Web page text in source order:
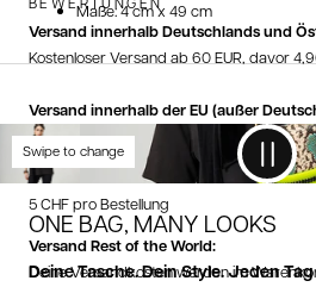
Maße: 4 cm x 49 cm
Versand innerhalb Deutschlands und
Kostenloser Versand ab 60 EUR, davor
Versand innerhalb der EU (außer
5 EUR pro Bestellung
Versand innerhalb der Schweiz:
5 CHF pro Bestellung
Versand Rest of the World:
Deine Versandkosten werden im
Swipe to change
ONE BAG, MANY LOOKS
Deine Tasche. Dein Style. Jeden